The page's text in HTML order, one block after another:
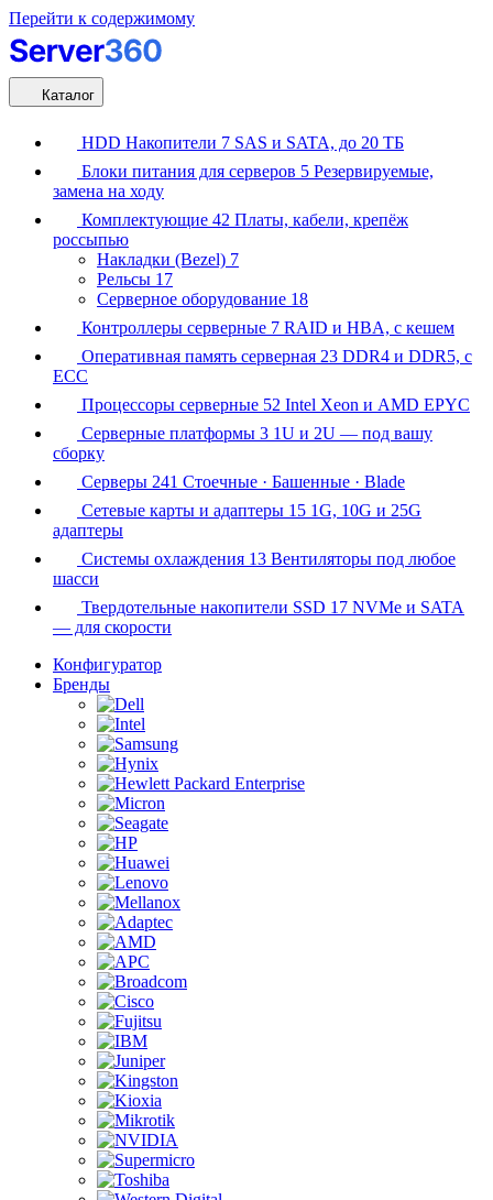
Перейти к содержимому
Каталог
HDD Накопители 7 SAS и SATA, до 20 ТБ
Блоки питания для серверов 5 Резервируемые,
замена на ходу
Комплектующие 42 Платы, кабели, крепёж
россыпью
Накладки (Bezel) 7
Рельсы 17
Серверное оборудование 18
Контроллеры серверные 7 RAID и HBA, с кешем
Оперативная память серверная 23 DDR4 и DDR5, с
ECC
Процессоры серверные 52 Intel Xeon и AMD EPYC
Серверные платформы 3 1U и 2U — под вашу
сборку
Серверы 241 Стоечные · Башенные · Blade
Сетевые карты и адаптеры 15 1G, 10G и 25G
адаптеры
Системы охлаждения 13 Вентиляторы под любое
шасси
Твердотельные накопители SSD 17 NVMe и SATA
— для скорости
Конфигуратор
Бренды